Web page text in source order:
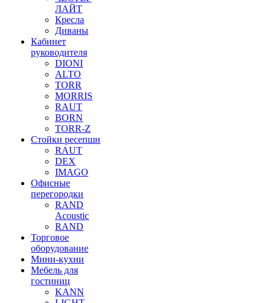
ЛАЙТ
Кресла
Диваны
Кабинет
руководителя
DIONI
ALTO
TORR
MORRIS
RAUT
BORN
TORR-Z
Стойки ресепшн
RAUT
DEX
IMAGO
Офисные
перегородки
RAND
Acoustic
RAND
Торговое
оборудование
Мини-кухни
Мебель для
гостиниц
KANN